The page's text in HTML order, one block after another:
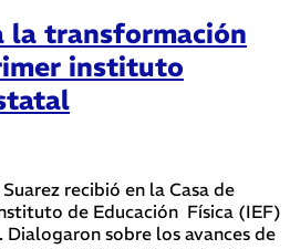
la transformación
instituto
recibió en la Casa de
de Educación Física (IEF)
sobre los avances de